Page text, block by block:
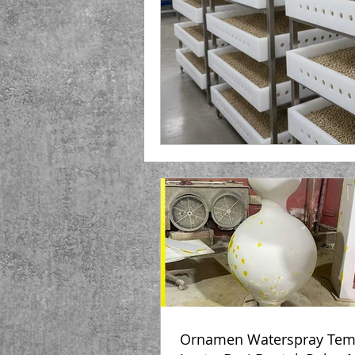
Playground Fiberglass
Life Jacket Box Storage
Ornamen Waterspray